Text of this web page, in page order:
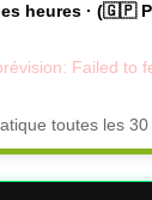
heures · (🇬🇵
Failed to
toutes les 30